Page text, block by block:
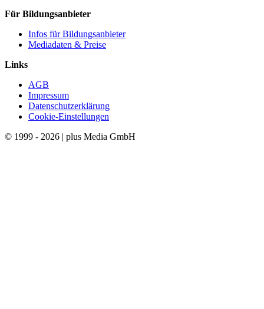
Für Bildungsanbieter
Infos für Bildungsanbieter
Mediadaten & Preise
Links
AGB
Impressum
Datenschutzerklärung
Cookie-Einstellungen
© 1999 - 2026 | plus Media GmbH